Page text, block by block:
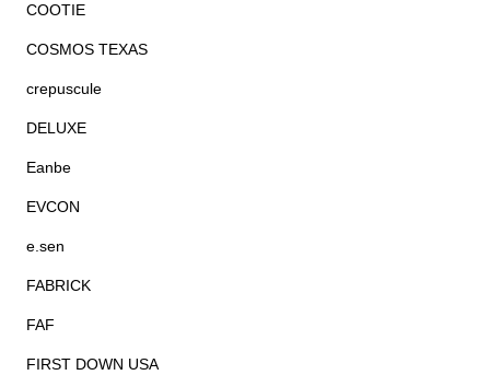
COOTIE
COSMOS TEXAS
crepuscule
DELUXE
Eanbe
EVCON
e.sen
FABRICK
FAF
FIRST DOWN USA